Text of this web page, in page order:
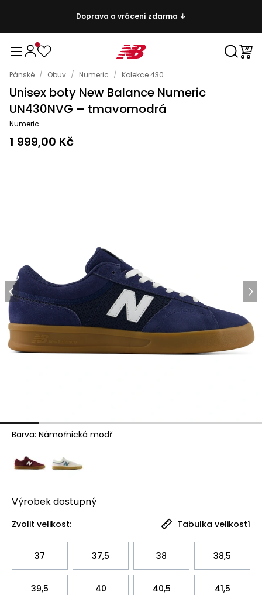
Doprava a vrácení zdarma ↓
Pánské / Obuv / Numeric / Kolekce 430
Unisex boty New Balance Numeric
UN430NVG – tmavomodrá
Numeric
1 999,00 Kč
Barva: Námořnická modř
Výrobekdostupný
Zvolit velikost: Tabulka velikostí
37 37,5 38 38,5
39,5 40 40,5 41,5